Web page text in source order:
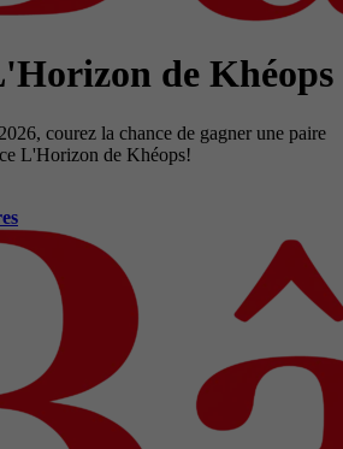
de Khéops
courez la chance de gagner une paire
L'Horizon de Khéops!